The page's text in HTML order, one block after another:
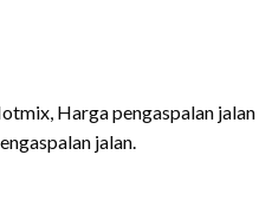
Harga pengaspalan jalan
jalan.